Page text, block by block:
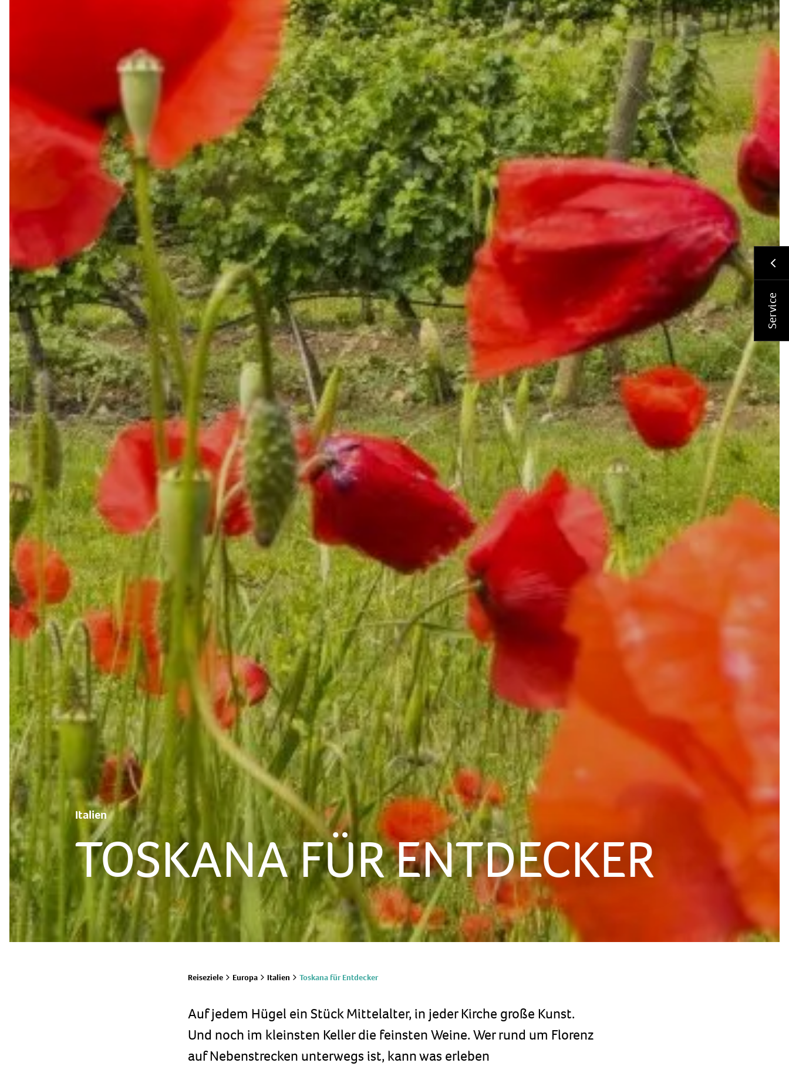
Service
Italien
TOSKANA FÜR ENTDECKER
Reiseziele Europa Italien Toskana für Entdecker
Auf jedem Hügel ein Stück Mittelalter, in jeder Kirche große Kunst.
Und noch im kleinsten Keller die feinsten Weine. Wer rund um Florenz
auf Nebenstrecken unterwegs ist, kann was erleben